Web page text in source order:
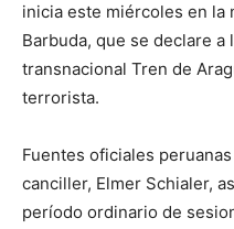
inicia este miércoles en la
Barbuda, que se declare a
transnacional Tren de
terrorista.
Fuentes oficiales
canciller, Elmer Schialer,
período ordinario de